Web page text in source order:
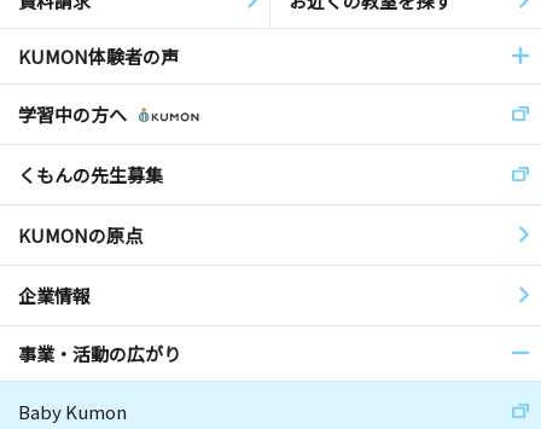
KUMON体験者の声
学習中の方へ
くもんの先生募集
KUMONの原点
企業情報
事業・活動の広がり
Baby Kumon